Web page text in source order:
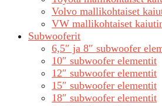
Volvo mallikohtaiset
VW mallikohtaiset
Subwooferit
6,5″ ja 8″ subwoofer
10″ subwoofer elementit
12″ subwoofer elementit
15″ subwoofer elementit
18″ subwoofer elementit